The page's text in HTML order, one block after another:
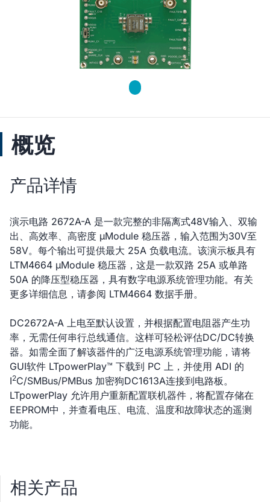
概览
产品详情
演示电路 2672A-A 是一款完整的非隔离式48V输入、双输
出、高效率、高密度 µModule 稳压器，输入范围为30V至
58V。每个输出可提供最大 25A 负载电流。该演示板具有
LTM4664 µModule 稳压器，这是一款双路 25A 或单路
50A 的降压型稳压器，具有数字电源系统管理功能。有关
更多详细信息，请参阅 LTM4664 数据手册。
DC2672A-A 上电至默认设置，并根据配置电阻器产生功
率，无需任何串行总线通信。这样可轻松评估DC/DC转换
器。如需全面了解该器件的广泛电源系统管理功能，请将
GUI软件 LTpowerPlay™ 下载到 PC 上，并使用 ADI 的
I2C/SMBus/PMBus 加密狗DC1613A连接到电路板。
LTpowerPlay 允许用户重新配置联机器件，将配置存储在
EEPROM中，并查看电压、电流、温度和故障状态的遥测
功能。
相关产品